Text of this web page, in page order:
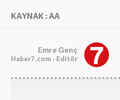
KAYNAK : AA
Emre Genç
Haber7.com - Editör